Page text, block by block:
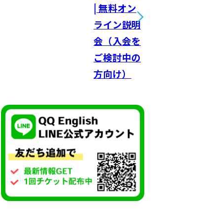
| 無料オン
ライン説明
会（入会を
ご検討中の
方向け）